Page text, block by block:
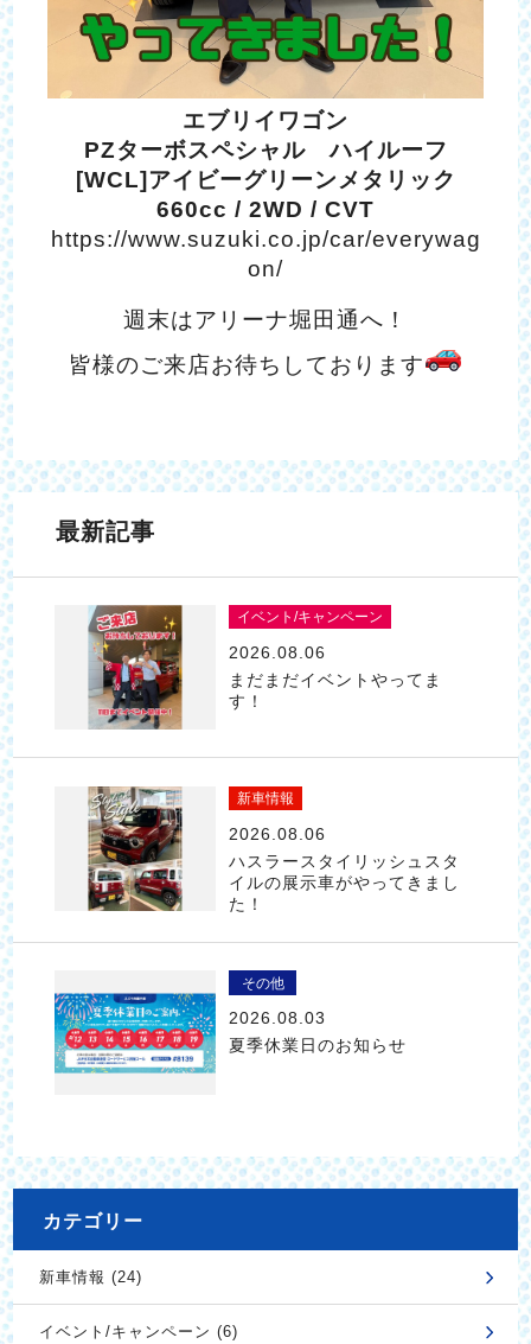
エブリイワゴン
PZターボスペシャル ハイルーフ
[WCL]アイビーグリーンメタリック
660cc / 2WD / CVT
https://www.suzuki.co.jp/car/everywag
on/
週末はアリーナ堀田通へ！
皆様のご来店お待ちしております
最新記事
イベント/キャンペーン
2026.08.06
まだまだイベントやってま
す！
新車情報
2026.08.06
ハスラースタイリッシュスタ
イルの展示車がやってきまし
た！
その他
2026.08.03
夏季休業日のお知らせ
カテゴリー
新車情報 (24)
イベント/キャンペーン (6)